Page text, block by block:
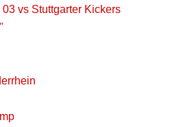
vs Stuttgarter Kickers